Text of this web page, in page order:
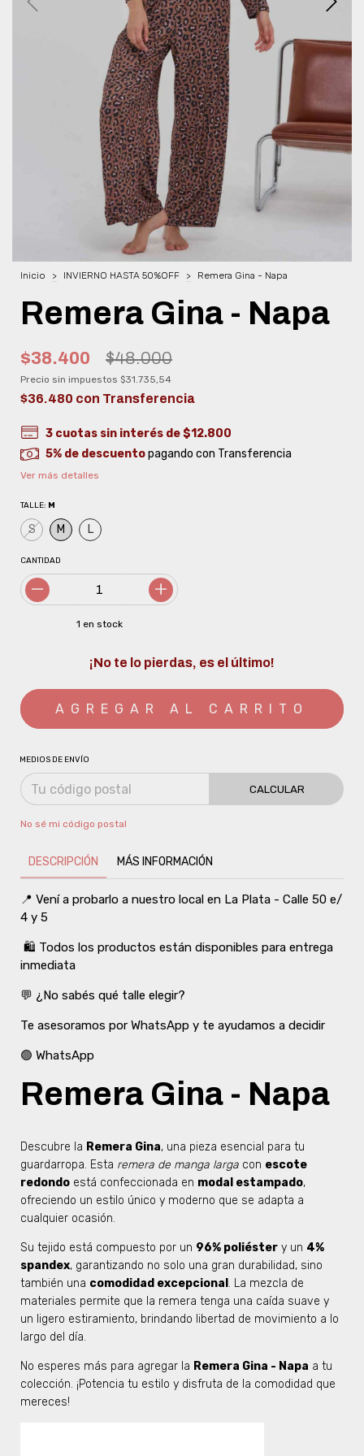
Inicio > INVIERNO HASTA 50%OFF > Remera Gina - Napa
Remera Gina - Napa
$38.400 $48.000
Precio sin impuestos $31.735,54
$36.480 con Transferencia
3 cuotas sin interés de$12.800
5% de descuentopagando con Transferencia
Ver más detalles
TALLE: M
S M L
CANTIDAD
1 en stock
¡No te lo pierdas, es el último!
MEDIOS DE ENVÍO
CALCULAR
No sé mi código postal
DESCRIPCIÓN MÁS INFORMACIÓN
📍 Vení a probarlo a nuestro local en La Plata - Calle 50 e/
4 y 5
🛍️ Todos los productos están disponibles para entrega
inmediata
💬 ¿No sabés qué talle elegir?
Te asesoramos por WhatsApp y te ayudamos a decidir
🟢 WhatsApp
Remera Gina - Napa
Descubre la Remera Gina, una pieza esencial para tu
guardarropa. Esta remera de manga larga con escote
redondo está confeccionada en modal estampado,
ofreciendo un estilo único y moderno que se adapta a
cualquier ocasión.
Su tejido está compuesto por un 96% poliéster y un 4%
spandex, garantizando no solo una gran durabilidad, sino
también una comodidad excepcional. La mezcla de
materiales permite que la remera tenga una caída suave y
un ligero estiramiento, brindando libertad de movimiento a lo
largo del día.
No esperes más para agregar la Remera Gina - Napa a tu
colección. ¡Potencia tu estilo y disfruta de la comodidad que
mereces!